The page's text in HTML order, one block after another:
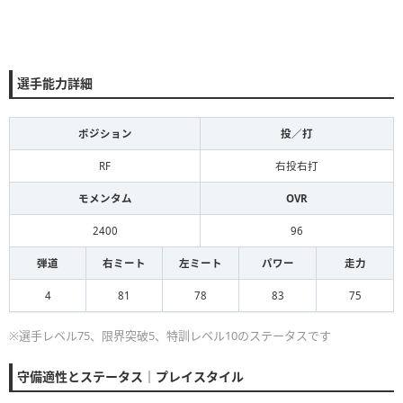
選手能力詳細
ポジション 投／打
RF 右投右打
モメンタム OVR
2400 96
弾道 右ミート 左ミート パワー 走力
4 81 78 83 75
※選手レベル75、限界突破5、特訓レベル10のステータスです
守備適性とステータス｜プレイスタイル